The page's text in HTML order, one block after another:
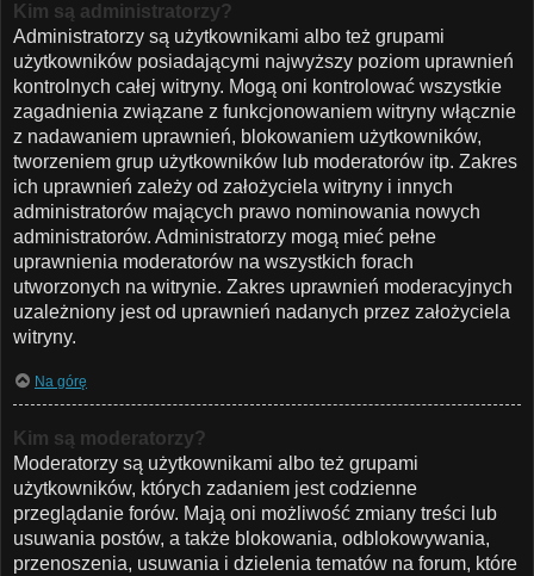
Kim są administratorzy?
Administratorzy są użytkownikami albo też grupami
użytkowników posiadającymi najwyższy poziom uprawnień
kontrolnych całej witryny. Mogą oni kontrolować wszystkie
zagadnienia związane z funkcjonowaniem witryny włącznie
z nadawaniem uprawnień, blokowaniem użytkowników,
tworzeniem grup użytkowników lub moderatorów itp. Zakres
ich uprawnień zależy od założyciela witryny i innych
administratorów mających prawo nominowania nowych
administratorów. Administratorzy mogą mieć pełne
uprawnienia moderatorów na wszystkich forach
utworzonych na witrynie. Zakres uprawnień moderacyjnych
uzależniony jest od uprawnień nadanych przez założyciela
witryny.
Na górę
Kim są moderatorzy?
Moderatorzy są użytkownikami albo też grupami
użytkowników, których zadaniem jest codzienne
przeglądanie forów. Mają oni możliwość zmiany treści lub
usuwania postów, a także blokowania, odblokowywania,
przenoszenia, usuwania i dzielenia tematów na forum, które